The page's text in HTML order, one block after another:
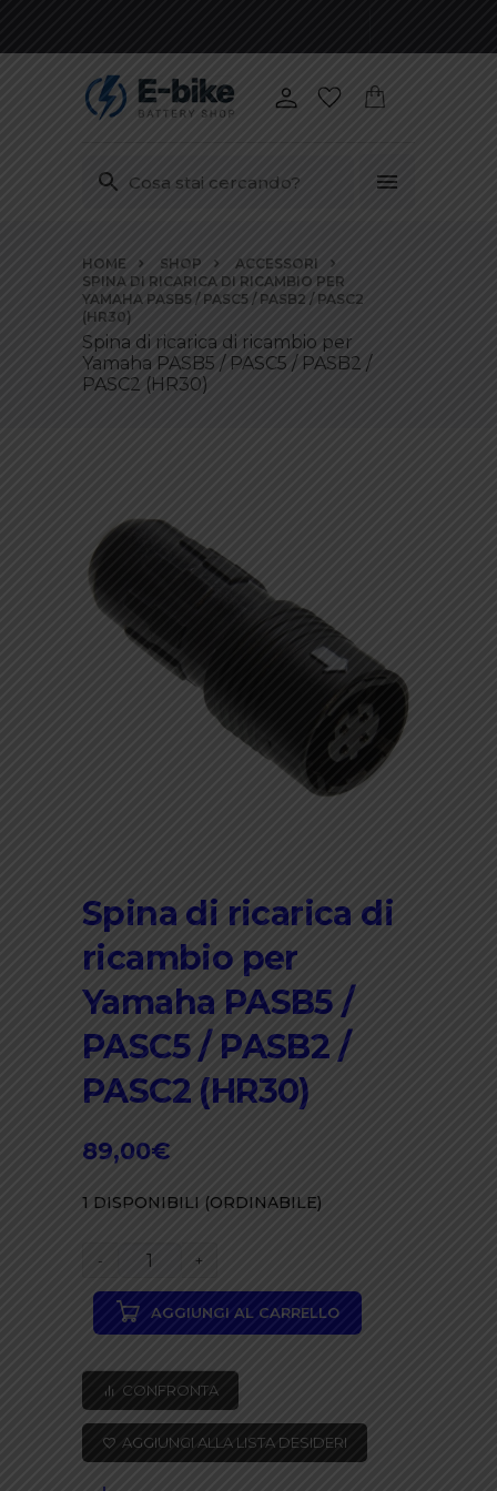
contenuti
HOME SHOP
ACCESSORI
SPINA DI RICARICA DI RICAMBIO PER
YAMAHA PASB5 / PASC5 / PASB2 / PASC2
(HR30)
Spina di ricarica di ricambio per
Yamaha PASB5 / PASC5 / PASB2 /
PASC2 (HR30)
Spina di ricarica di
ricambio per
Yamaha PASB5 /
PASC5 / PASB2 /
PASC2 (HR30)
89,00€
1 DISPONIBILI (ORDINABILE)
Spina
ricarica
ricambio
per
Yamaha
PASB5
AGGIUNGI AL CARRELLO
CONFRONTA
AGGIUNGI ALLA LISTA DESIDERI